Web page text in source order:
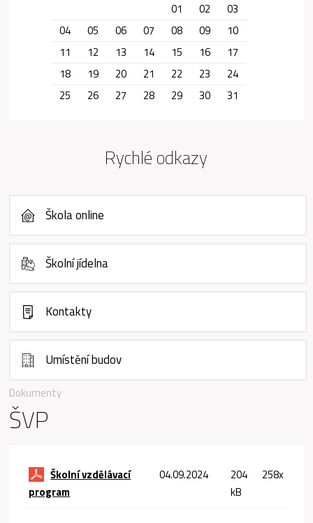
Dokumenty
ŠVP
Školní vzdělávací
program
04.09.2024
204
kB
258x
01
02
03
04
05 06 07 08 09
10
11
12 13 14 15 16
17
18
19 20 21 22 23
24
25
26 27 28 29 30 31
Rychlé odkazy
Škola online
Školní jídelna
Kontakty
Umístění budov